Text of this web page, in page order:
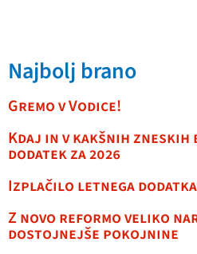
Najbolj brano
Gremo v Vodice!
Kdaj in v kakšnih
dodatek za 2026
Izplačilo letnega dodatka
Z novo reformo veliko
dostojnejše pokojnine